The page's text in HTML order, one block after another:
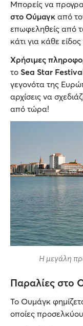
Μπορείς να
στο Ούμαγκ από
επωφεληθείς από
κάτι για κάθε
Χρήσιμες
το Sea Star
γεγονότα της
αρχίσεις να
από τώρα!
Η μεγάλη
Παραλίες στο
Το Ουμάγκ
οποίες